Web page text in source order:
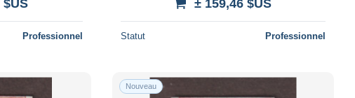
$US
Professionnel
± 159,46 $US
Statut Professionnel
Nouveau